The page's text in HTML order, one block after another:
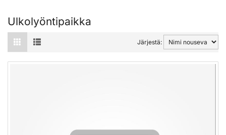
Ulkolyöntipaikka
Järjestä: